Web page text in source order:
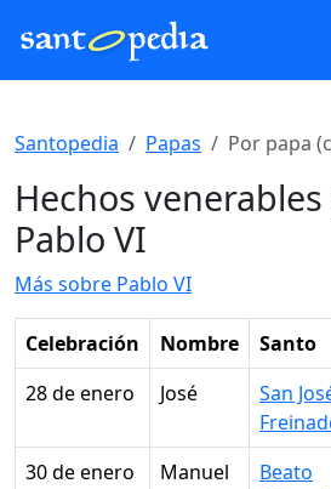
Santopedia Papas Por papa
Hechos
Pablo VI
Más sobre Pablo VI
Celebración Nombre Santo
28 de enero
José
San
30 de enero
Manuel
Beato